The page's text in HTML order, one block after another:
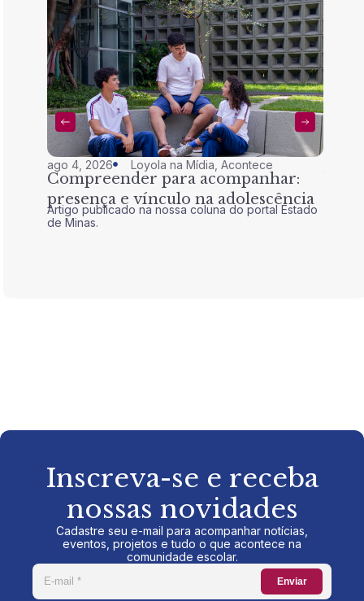
ago 4, 2026 Loyola na Mídia ,Acontece
Compreender para acompanhar:
presença e vínculo na adolescência
Artigo publicado na nossa coluna do portal Estado
de Minas.
Inscreva-se e receba
nossas novidades
Cadastre seu e-mail para acompanhar notícias,
eventos, projetos e tudo o que acontece na
comunidade escolar.
Enviar